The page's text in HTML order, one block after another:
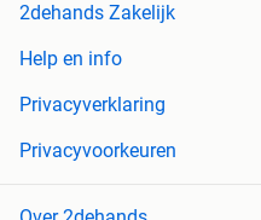
2dehands Zakelijk
Help en info
Privacyverklaring
Privacyvoorkeuren